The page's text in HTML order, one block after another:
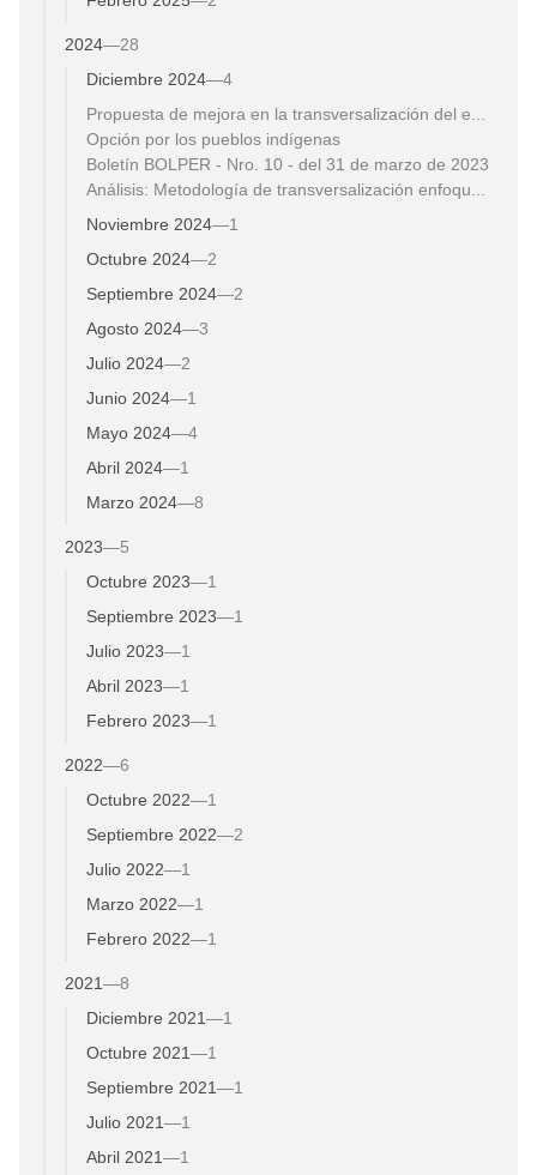
2024—28
Diciembre 2024—4
Propuesta de mejora en la transversalización del e...
Opción por los pueblos indígenas
Boletín BOLPER - Nro. 10 - del 31 de marzo de 2023
Análisis: Metodología de transversalización enfoqu...
Noviembre 2024—1
Octubre 2024—2
Septiembre 2024—2
Agosto 2024—3
Julio 2024—2
Junio 2024—1
Mayo 2024—4
Abril 2024—1
Marzo 2024—8
2023—5
Octubre 2023—1
Septiembre 2023—1
Julio 2023—1
Abril 2023—1
Febrero 2023—1
2022—6
Octubre 2022—1
Septiembre 2022—2
Julio 2022—1
Marzo 2022—1
Febrero 2022—1
2021—8
Diciembre 2021—1
Octubre 2021—1
Septiembre 2021—1
Julio 2021—1
Abril 2021—1